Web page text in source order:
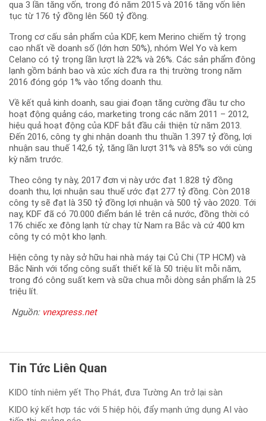
qua 3 lần tăng vốn, trong đó năm 2015 và 2016 tăng vốn liên
tục từ 176 tỷ đồng lên 560 tỷ đồng.
Trong cơ cấu sản phẩm của KDF, kem Merino chiếm tỷ trọng
cao nhất về doanh số (lớn hơn 50%), nhóm Wel Yo và kem
Celano có tỷ trọng lần lượt là 22% và 26%. Các sản phẩm đông
lạnh gồm bánh bao và xúc xích đưa ra thị trường trong năm
2016 đóng góp 1% vào tổng doanh thu.
Về kết quả kinh doanh, sau giai đoạn tăng cường đầu tư cho
hoạt động quảng cáo, marketing trong các năm 2011 – 2012,
hiệu quả hoạt động của KDF bắt đầu cải thiện từ năm 2013.
Đến 2016, công ty ghi nhận doanh thu thuần 1.397 tỷ đồng, lợi
nhuận sau thuế 142,6 tỷ, tăng lần lượt 31% và 85% so với cùng
kỳ năm trước.
Theo công ty này, 2017 đơn vị này ước đạt 1.828 tỷ đồng
doanh thu, lợi nhuận sau thuế ước đạt 277 tỷ đồng. Còn 2018
công ty sẽ đạt là 350 tỷ đồng lợi nhuận và 500 tỷ vào 2020. Tới
nay, KDF đã có 70.000 điểm bán lẻ trên cả nước, đồng thời có
176 chiếc xe đông lạnh từ chạy từ Nam ra Bắc và cứ 400 km
công ty có một kho lạnh.
Hiện công ty này sở hữu hai nhà máy tại Củ Chi (TP HCM) và
Bắc Ninh với tổng công suất thiết kế là 50 triệu lít mỗi năm,
trong đó công suất kem và sữa chua mỗi dòng sản phẩm là 25
triệu lít.
Nguồn: vnexpress.net
Tin Tức Liên Quan
KIDO tính niêm yết Thọ Phát, đưa Tường An trở lại sàn
KIDO ký kết hợp tác với 5 hiệp hội, đẩy mạnh ứng dụng AI vào